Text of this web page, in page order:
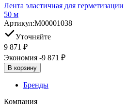
Лента эластичная для
50 м
Артикул:M00001038
Уточняйте
9 871 ₽
Экономия -9 871 ₽
В корзину
Бренды
Компания